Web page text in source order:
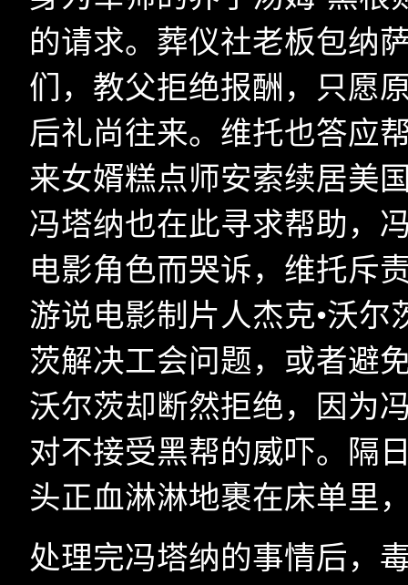
的请求。葬仪社老板包纳
们，教父拒绝报酬，只愿
后礼尚往来。维托也答应
来女婿糕点师安索续居美
冯塔纳也在此寻求帮助，
电影角色而哭诉，维托斥
游说电影制片人杰克•沃
茨解决工会问题，或者避
沃尔茨却断然拒绝，因为
对不接受黑帮的威吓。隔
头正血淋淋地裹在床单里
处理完冯塔纳的事情后，